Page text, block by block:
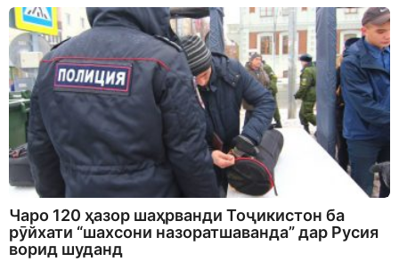
Чаро 120 ҳазор шаҳрванди Тоҷикистон ба
рӯйхати “шахсони назоратшаванда” дар Русия
ворид шуданд